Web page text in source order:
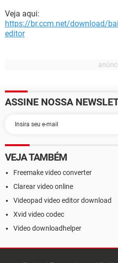
Veja aqui:
https://br.ccm.net/download/
editor
ASSINE NOSSA
VEJA TAMBÉM
Freemake video converter
Clarear video online
Videopad video editor download
Xvid video codec
Video downloadhelper